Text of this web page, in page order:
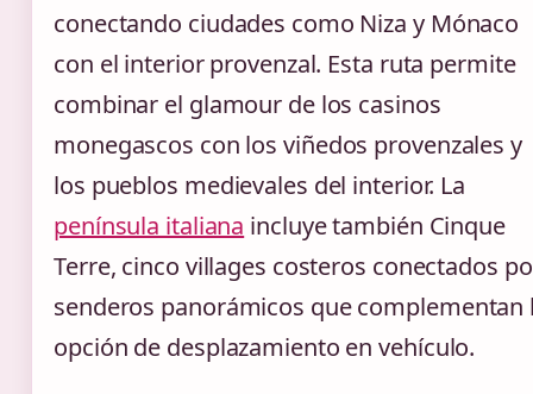
conectando ciudades como Niza y Mónaco
con el interior provenzal. Esta ruta permite
combinar el glamour de los casinos
monegascos con los viñedos provenzales y
los pueblos medievales del interior. La
península italiana incluye también Cinque
Terre, cinco villages costeros conectados
senderos panorámicos que complementan
opción de desplazamiento en vehículo.